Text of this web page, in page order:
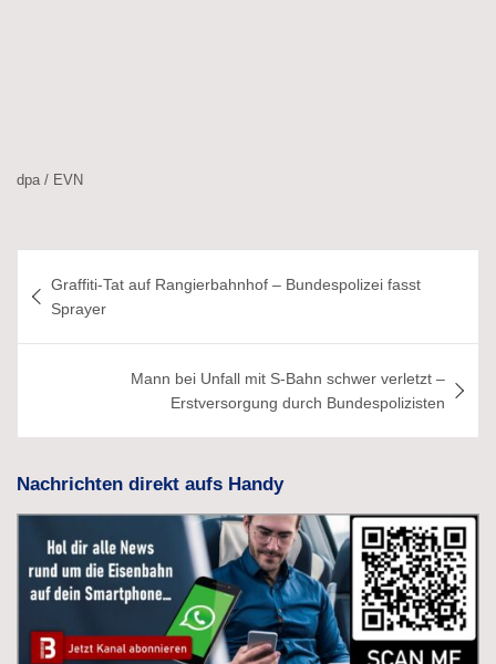
dpa / EVN
Graffiti-Tat auf Rangierbahnhof – Bundespolizei fasst
Sprayer
Mann bei Unfall mit S-Bahn schwer verletzt –
Erstversorgung durch Bundespolizisten
Nachrichten direkt aufs Handy